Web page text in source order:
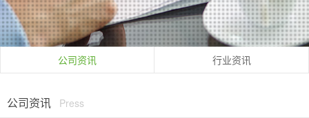
公司资讯 行业资讯
公司资讯 Press